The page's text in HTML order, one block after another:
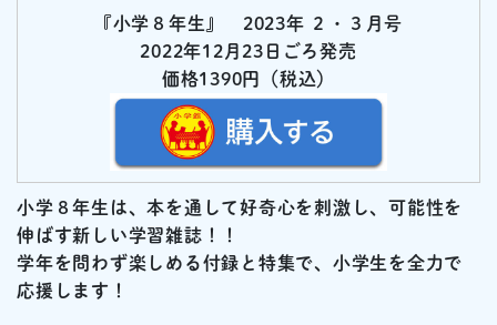
『小学８年生』 2023年 ２
・３月号
2022年12月23 日ごろ発売
価格1390円
（税込）
小学８年生は、本を通して好奇心を刺激し、 可能性を
伸ばす新しい学習雑誌！！
学年を問わず楽しめる付録と特集で、小学生を全力で
応援します！